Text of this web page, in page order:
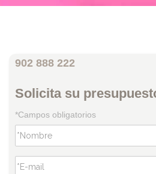
902 888 222
Solicita su
*Campos obligatorios